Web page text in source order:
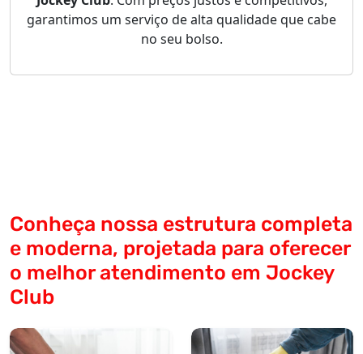
garantimos um serviço de alta qualidade que cabe
no seu bolso.
Conheça nossa estrutura completa
e moderna, projetada para oferecer
o melhor atendimento em Jockey
Club